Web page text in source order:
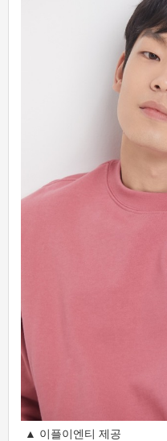
▲ 이플이엔티 제공